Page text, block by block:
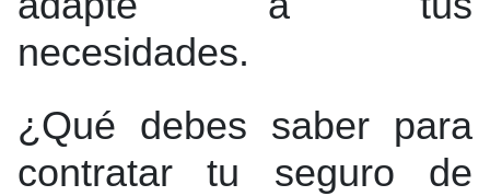
necesidades.
¿Qué debes saber para
contratar tu seguro de